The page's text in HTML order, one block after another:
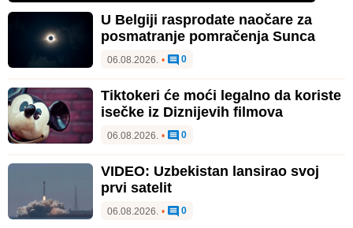
U Belgiji rasprodate naočare za
posmatranje pomračenja Sunca
06.08.2026. • 0
Tiktokeri će moći legalno da koriste
isečke iz Diznijevih filmova
06.08.2026. • 0
VIDEO: Uzbekistan lansirao svoj
prvi satelit
06.08.2026. • 0